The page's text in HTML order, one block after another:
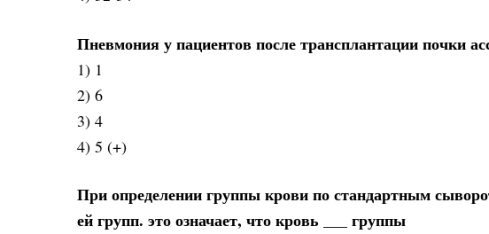
Пневмония у пациентов после трансплантации почки
1) 1
2) 6
3) 4
4) 5 (+)
При определении группы крови по стандартным
ей групп. это означает, что кровь ___ группы